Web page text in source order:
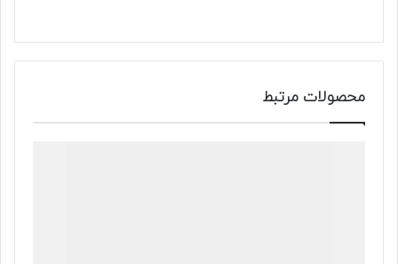
محصولات مرتبط